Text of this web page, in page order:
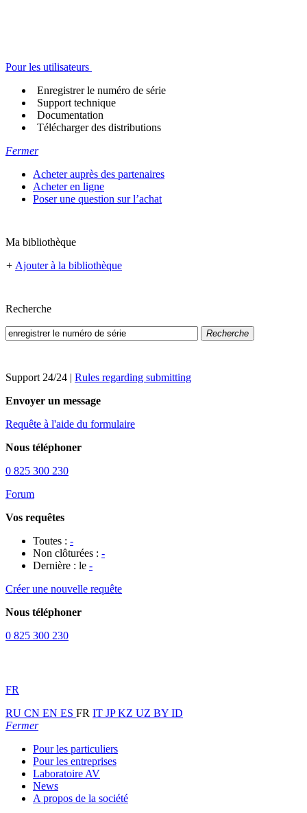
Pour les utilisateurs
Enregistrer le numéro de série
Support technique
Documentation
Télécharger des distributions
Fermer
Acheter auprès des partenaires
Acheter en ligne
Poser une question sur l’achat
Ma bibliothèque
+ Ajouter à la bibliothèque
Recherche
Recherche
Support 24/24 | Rules regarding submitting
Envoyer un message
Requête à l'aide du formulaire
Nous téléphoner
0 825 300 230
Forum
Vos requêtes
Toutes : -
Non clôturées : -
Dernière : le -
Créer une nouvelle requête
Nous téléphoner
0 825 300 230
FR
RU CN EN ES FR IT JPKZ UZ BY ID
Fermer
Pour les particuliers
Pour les entreprises
Laboratoire AV
News
A propos de la société